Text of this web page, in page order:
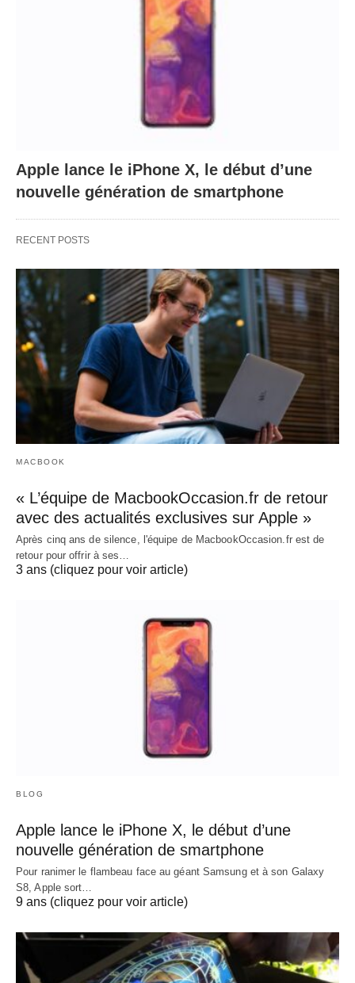
Apple lance le iPhone X, le début d’une
nouvelle génération de smartphone
RECENT POSTS
MACBOOK
« L’équipe de MacbookOccasion.fr de retour
avec des actualités exclusives sur Apple »
Après cinq ans de silence, l'équipe de MacbookOccasion.fr est de
retour pour offrir à ses…
3 ans (cliquez pour voir article)
BLOG
Apple lance le iPhone X, le début d’une
nouvelle génération de smartphone
Pour ranimer le flambeau face au géant Samsung et à son Galaxy
S8, Apple sort…
9 ans (cliquez pour voir article)